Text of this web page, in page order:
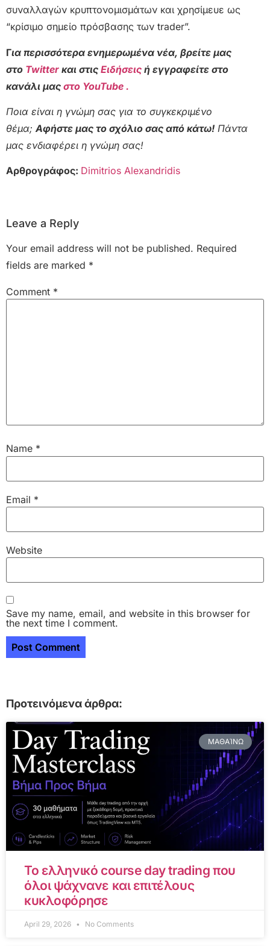
συναλλαγών κρυπτονομισμάτων και χρησίμευε ως
“κρίσιμο σημείο πρόσβασης των trader”.
Για περισσότερα ενημερωμένα νέα, βρείτε μας
στο Twitter και στις Ειδήσεις ή εγγραφείτε στο
κανάλι μας στο YouTube .
Ποια είναι η γνώμη σας για το συγκεκριμένο
θέμα;Αφήστε μας το σχόλιο σας από κάτω! Πάντα
μας ενδιαφέρει η γνώμη σας!
Αρθρογράφος: Dimitrios Alexandridis
Leave a Reply
Your email address will not be published. Required
fields are marked *
Comment *
Name *
Email *
Website
Save my name, email, and website in this browser for
the next time I comment.
Προτεινόμενα άρθρα:
ΜΑΘΑΊΝΩ
Το ελληνικό course day trading που
όλοι ψάχνανε και επιτέλους
κυκλοφόρησε
April 29, 2026 No Comments